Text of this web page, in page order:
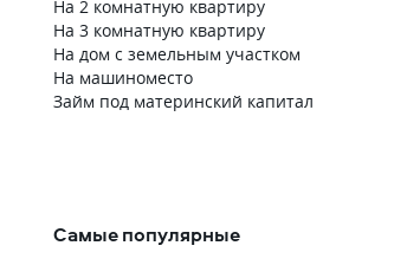
На 2 комнатную квартиру
На 3 комнатную квартиру
На дом с земельным участком
На машиноместо
Займ под материнский капитал
Самые популярные